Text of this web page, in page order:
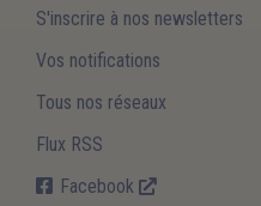
S'inscrire à nos newsletters
Vos notifications
Tous nos réseaux
Flux RSS
Facebook